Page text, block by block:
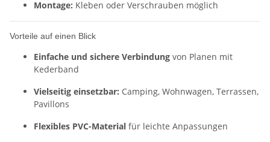
Montage: Kleben oder Verschrauben möglich
Vorteile auf einen Blick
Einfache und sichere Verbindung von Planen mit
Kederband
Vielseitig einsetzbar: Camping, Wohnwagen, Terrassen,
Pavillons
Flexibles PVC-Material für leichte Anpassungen